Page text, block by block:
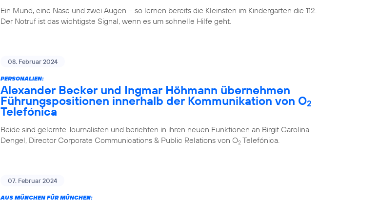
Ein Mund, eine Nase und zwei Augen – so lernen bereits die Kleinsten im Kindergarten die 112.
Der Notruf ist das wichtigste Signal, wenn es um schnelle Hilfe geht.
08. Februar 2024
PERSONALIEN:
Alexander Becker und Ingmar Höhmann übernehmen
Führungspositionen innerhalb der Kommunikation von O2
Telefónica
Beide sind gelernte Journalisten und berichten in ihren neuen Funktionen an Birgit Carolina
Dengel, Director Corporate Communications & Public Relations von O2 Telefónica.
07. Februar 2024
AUS MÜNCHEN FÜR MÜNCHEN: